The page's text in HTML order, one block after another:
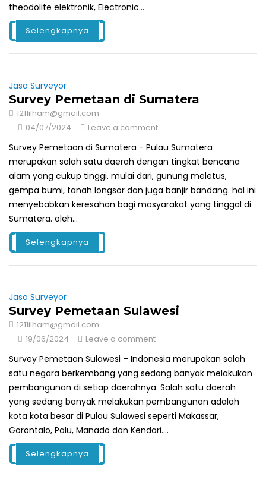
theodolite elektronik, Electronic...
Selengkapnya
Jasa Surveyor
Survey Pemetaan di Sumatera
1211ilham@gmail.com
04/07/2024
Leave a comment
Survey Pemetaan di Sumatera - Pulau Sumatera
merupakan salah satu daerah dengan tingkat bencana
alam yang cukup tinggi. mulai dari, gunung meletus,
gempa bumi, tanah longsor dan juga banjir bandang. hal ini
menyebabkan keresahan bagi masyarakat yang tinggal di
Sumatera. oleh...
Selengkapnya
Jasa Surveyor
Survey Pemetaan Sulawesi
1211ilham@gmail.com
19/06/2024
Leave a comment
Survey Pemetaan Sulawesi – Indonesia merupakan salah
satu negara berkembang yang sedang banyak melakukan
pembangunan di setiap daerahnya. Salah satu daerah
yang sedang banyak melakukan pembangunan adalah
kota kota besar di Pulau Sulawesi seperti Makassar,
Gorontalo, Palu, Manado dan Kendari....
Selengkapnya